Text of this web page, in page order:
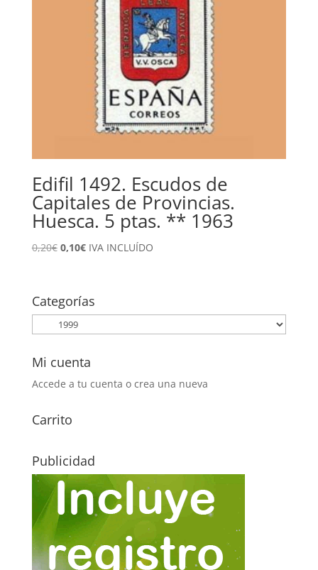
Edifil 1492. Escudos de
Capitales de Provincias.
Huesca. 5 ptas. ** 1963
0,20€ El
era:
0,20€.
0,10€El
es:
0,10€.
IVA INCLUÍDO
Categorías
Mi cuenta
Accede a tu cuenta o crea una nueva
Carrito
Publicidad